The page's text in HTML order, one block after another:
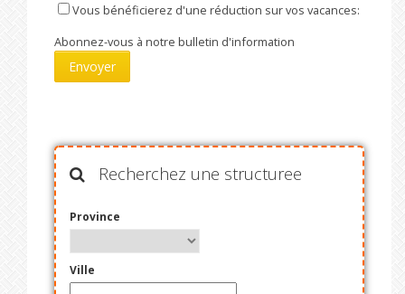
Vous bénéficierez d'une réduction sur vos vacances:
Abonnez-vous à notre bulletin d'information
Recherchez une structuree
Province
Ville